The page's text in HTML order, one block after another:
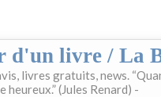
d'un livre / La
livres gratuits, news.
(Jules Renard) -